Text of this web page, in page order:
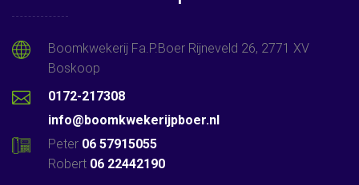
Boomkwekerij Fa.P.Boer Rijneveld 26, 2771 XV
Boskoop
0172-217308
info@boomkwekerijpboer.nl
Peter 06 57915055
Robert 06 22442190